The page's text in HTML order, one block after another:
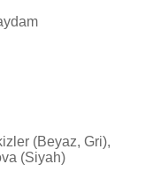
(Beyaz, Gri),
(Siyah)